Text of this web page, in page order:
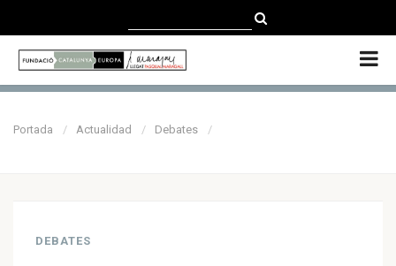
ENGLISH
Portada Actualidad Debates
DEBATES